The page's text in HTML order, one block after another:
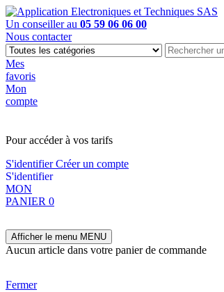
Un conseiller au 05 59 06 06 00
Nous contacter
Mes
favoris
Mon
compte
Pour accéder à vos tarifs
S'identifierCréer un compte
S'identifier
MON
PANIER 0
Afficher le menu MENU
Aucun article dans votre panier de commande
Fermer